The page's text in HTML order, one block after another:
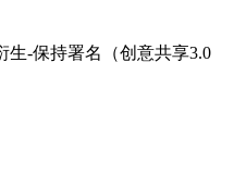
生-保持署名（创意共享3.0